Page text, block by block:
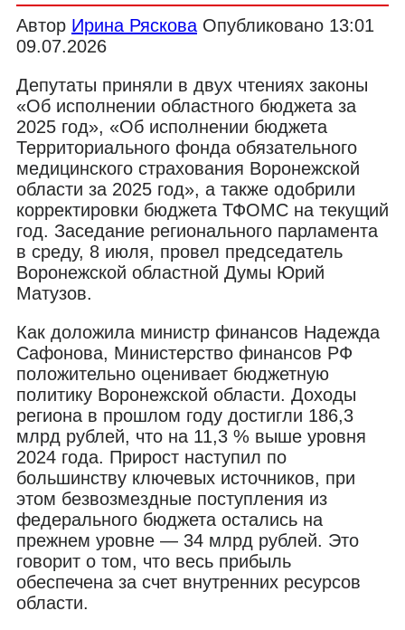
Автор Ирина Ряскова Опубликовано 13:01
09.07.2026
Депутаты приняли в двух чтениях законы
«Об исполнении областного бюджета за
2025 год», «Об исполнении бюджета
Территориального фонда обязательного
медицинского страхования Воронежской
области за 2025 год», а также одобрили
корректировки бюджета ТФОМС на текущий
год. Заседание регионального парламента
в среду, 8 июля, провел председатель
Воронежской областной Думы Юрий
Матузов.
Как доложила министр финансов Надежда
Сафонова, Министерство финансов РФ
положительно оценивает бюджетную
политику Воронежской области. Доходы
региона в прошлом году достигли 186,3
млрд рублей, что на 11,3 % выше уровня
2024 года. Прирост наступил по
большинству ключевых источников, при
этом безвозмездные поступления из
федерального бюджета остались на
прежнем уровне — 34 млрд рублей. Это
говорит о том, что весь прибыль
обеспечена за счет внутренних ресурсов
области.